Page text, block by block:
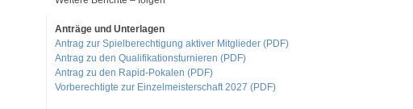
Anträge und Unterlagen
Antrag zur Spielberechtigung aktiver Mitglieder (PDF)
Antrag zu den Qualifikationsturnieren (PDF)
Antrag zu den Rapid-Pokalen (PDF)
Vorberechtigte zur Einzelmeisterschaft 2027 (PDF)